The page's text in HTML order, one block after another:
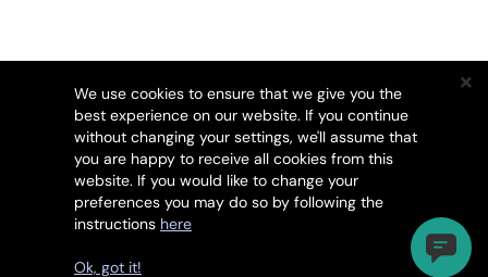
Autorská práva © 2026 ssl.comodo.com. Všechna práva
vyhrazena.
We use cookies to ensure that we give you the
best experience on our website. If you continue
without changing your settings, we'll assume that
you are happy to receive all cookies from this
website. If you would like to change your
preferences you may do so by following the
instructions here
Ok, got it!